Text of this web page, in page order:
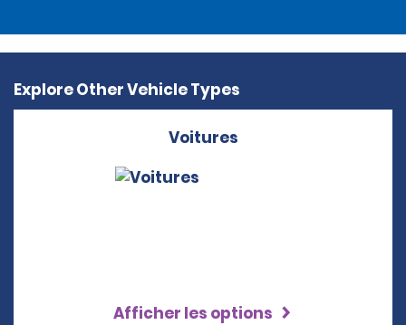
Explore Other Vehicle Types
Voitures
Afficher les options